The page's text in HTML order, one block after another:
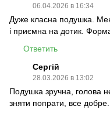
06.04.2026 в 16:34
Дуже класна подушка.
і приємна на дотик.
Ответить
Сергій
28.03.2026 в 13:02
Подушка зручна, голова
зняти попрати, все добре.